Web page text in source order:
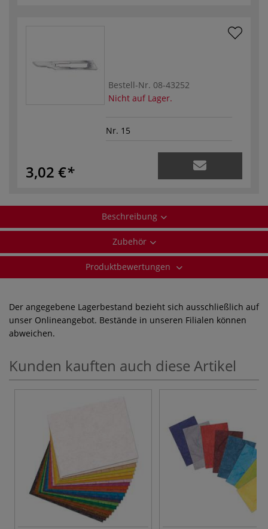
Bestell-Nr. 08-43252
Nicht auf Lager.
Nr. 15
3,02 €
Beschreibung
Zubehör
Produktbewertungen
Der angegebene Lagerbestand bezieht sich ausschließlich auf
unser Onlineangebot. Bestände in unseren Filialen können
abweichen.
Kunden kauften auch diese Artikel